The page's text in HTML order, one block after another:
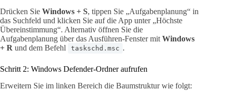
Drücken Sie Windows + S, tippen Sie „Aufgabenplanung“ in
das Suchfeld und klicken Sie auf die App unter „Höchste
Übereinstimmung“. Alternativ öffnen Sie die
Aufgabenplanung über das Ausführen-Fenster mit Windows
+ R und dem Befehl taskschd.msc .
Schritt 2: Windows Defender-Ordner aufrufen
Erweitern Sie im linken Bereich die Baumstruktur wie folgt: